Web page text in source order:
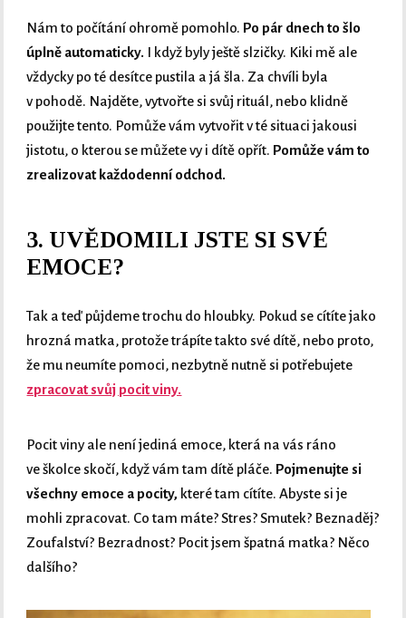
Nám to počítání ohromě pomohlo. Po pár dnech to šlo
úplně automaticky. I když byly ještě slzičky. Kiki mě ale
vždycky po té desítce pustila a já šla. Za chvíli byla
v pohodě. Najděte, vytvořte si svůj rituál, nebo klidně
použijte tento. Pomůže vám vytvořit v té situaci jakousi
jistotu, o kterou se můžete vy i dítě opřít. Pomůže vám to
zrealizovat každodenní odchod.
3. UVĚDOMILI JSTE SI SVÉ
EMOCE?
Tak a teď půjdeme trochu do hloubky. Pokud se cítíte jako
hrozná matka, protože trápíte takto své dítě, nebo proto,
že mu neumíte pomoci, nezbytně nutně si potřebujete
zpracovat svůj pocit viny.
Pocit viny ale není jediná emoce, která na vás ráno
ve školce skočí, když vám tam dítě pláče. Pojmenujte si
všechny emoce a pocity, které tam cítíte. Abyste si je
mohli zpracovat. Co tam máte? Stres? Smutek? Beznaděj?
Zoufalství? Bezradnost? Pocit jsem špatná matka? Něco
dalšího?